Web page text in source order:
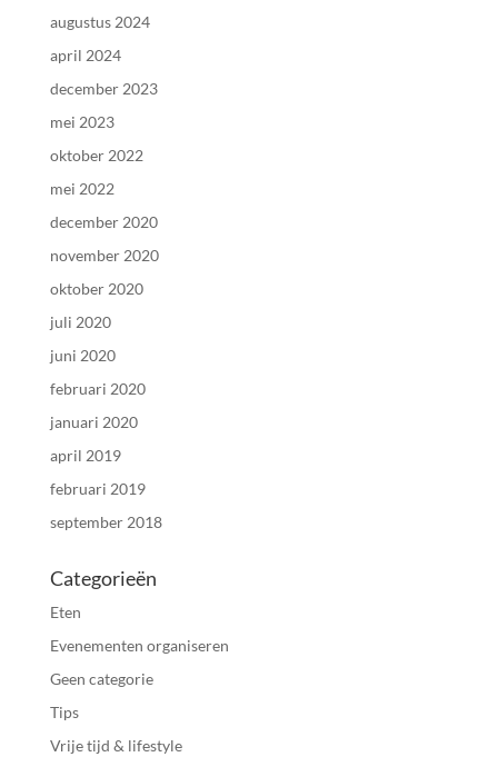
augustus 2024
april 2024
december 2023
mei 2023
oktober 2022
mei 2022
december 2020
november 2020
oktober 2020
juli 2020
juni 2020
februari 2020
januari 2020
april 2019
februari 2019
september 2018
Categorieën
Eten
Evenementen organiseren
Geen categorie
Tips
Vrije tijd & lifestyle